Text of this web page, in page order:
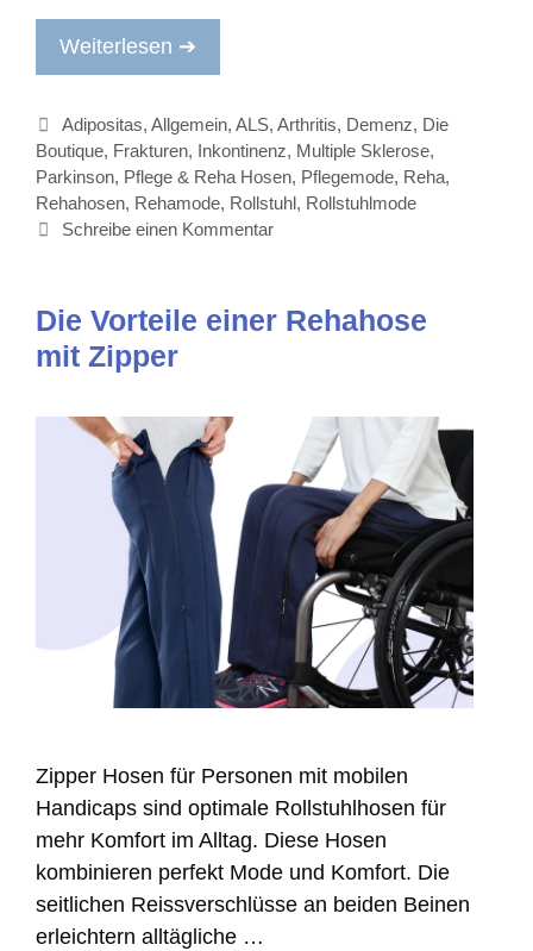
Weiterlesen ➔
Kategorien
Adipositas,Allgemein,ALS,Arthritis, Demenz, Die
Boutique, Frakturen, Inkontinenz, Multiple Sklerose,
Parkinson, Pflege & Reha Hosen, Pflegemode, Reha,
Rehahosen, Rehamode, Rollstuhl, Rollstuhlmode
Schreibe einen Kommentar
Die Vorteile einer Rehahose
mit Zipper
Zipper Hosen für Personen mit mobilen
Handicaps sind optimale Rollstuhlhosen für
mehr Komfort im Alltag. Diese Hosen
kombinieren perfekt Mode und Komfort. Die
seitlichen Reissverschlüsse an beiden Beinen
erleichtern alltägliche …